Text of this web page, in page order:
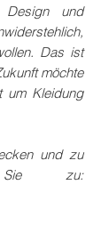
und
Das ist
möchte
um Kleidung
und zu
Sie zu: